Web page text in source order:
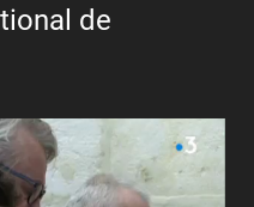
de